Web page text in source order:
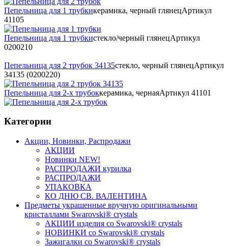
Пепельница для 1 трубкикерамика, черный глянецАртикул
41105
Пепельница для 1 трубкистекло/черный глянецАртикул
0200210
Пепельница для 2 трубок 34135стекло, черный глянецАртикул
34135 (0200220)
Пепельница для 2-х трубоккерамика, чернаяАртикул 41101
Категории
Акции, Новинки, Распродажи
АКЦИИ
Новинки NEW!
РАСПРОДАЖИ курилка
РАСПРОДАЖИ
УПАКОВКА
КО ДНЮ СВ. ВАЛЕНТИНА
Предметы украшенные вручную оригинальными
кристаллами Swarovski® crystals
АКЦИИ изделия со Swarovski® crystals
НОВИНКИ со Swarovski® crystals
Зажигалки со Swarovski® crystals